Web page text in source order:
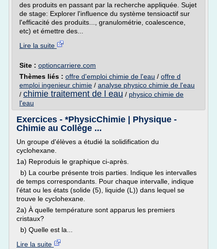
des produits en passant par la recherche appliquée. Sujet
de stage: Explorer l'influence du système tensioactif sur
l'efficacité des produits..., granulométrie, coalescence,
etc) et émettre des...
Lire la suite
Site : optioncarriere.com
Thèmes liés : offre d'emploi chimie de l'eau / offre d
emploi ingenieur chimie / analyse physico chimie de l'eau
/ chimie traitement de l eau / physico chimie de
l'eau
Exercices - *PhysicChimie | Physique -
Chimie au Collège ...
Un groupe d'élèves a étudié la solidification du
cyclohexane.
1a) Reproduis le graphique ci-après.
b) La courbe présente trois parties. Indique les intervalles
de temps correspondants. Pour chaque intervalle, indique
l'état ou les états (solide (5), liquide (L)) dans lequel se
trouve le cyclohexane.
2a) À quelle température sont apparus les premiers
cristaux?
b) Quelle est la...
Lire la suite